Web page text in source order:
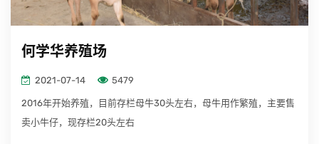
何学华养殖场
2021-07-14 5479
2016年开始养殖，目前存栏母牛30头左右，母牛用作繁殖，主要售
卖小牛仔，现存栏20头左右